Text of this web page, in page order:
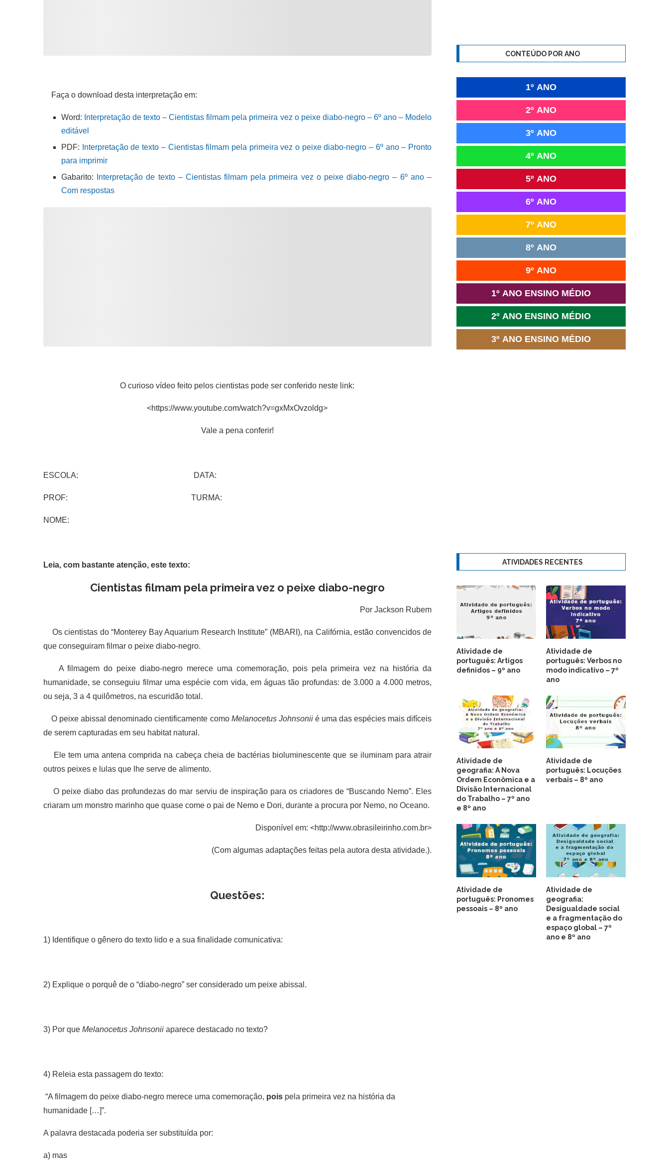
Faça o download desta interpretação em:
Word: Interpretação de texto – Cientistas filmam pela primeira vez o peixe diabo-negro – 6º ano – Modelo
editável
PDF:
Interpretação de texto – Cientistas filmam pela primeira vez o peixe diabo-negro – 6º ano – Pronto
para imprimir
Gabarito:
Interpretação de texto – Cientistas filmam pela primeira vez o peixe diabo-negro – 6º ano –
Com respostas
O curioso vídeo feito pelos cientistas pode ser conferido neste link:
<https://www.youtube.com/watch?v=gxMxOvzoldg>
Vale a pena conferir!
ESCOLA: DATA:
PROF: TURMA:
NOME:
Leia, com bastante atenção, este texto:
Cientistas filmam pela primeira vez o peixe diabo-negro
Por Jackson Rubem
Os cientistas do “Monterey Bay Aquarium Research Institute” (MBARI), na Califórnia, estão convencidos de
que conseguiram filmar o peixe diabo-negro.
A filmagem do peixe diabo-negro merece uma comemoração, pois pela primeira vez na história da
humanidade, se conseguiu filmar uma espécie com vida, em águas tão profundas: de 3.000 a 4.000 metros,
ou seja, 3 a 4 quilômetros, na escuridão total.
O peixe abissal denominado cientificamente como Melanocetus Johnsoniié uma das espécies mais difíceis
de serem capturadas em seu habitat natural.
Ele tem uma antena comprida na cabeça cheia de bactérias bioluminescente que se iluminam para atrair
outros peixes e lulas que lhe serve de alimento.
O peixe diabo das profundezas do mar serviu de inspiração para os criadores de “Buscando Nemo”. Eles
criaram um monstro marinho que quase come o pai de Nemo e Dori, durante a procura por Nemo, no Oceano.
Disponível em: <http://www.obrasileirinho.com.br>
(Com algumas adaptações feitas pela autora desta atividade.).
Questões:
1) Identifique o gênero do texto lido e a sua finalidade comunicativa:
2) Explique o porquê de o “diabo-negro” ser considerado um peixe abissal.
3) Por que Melanocetus Johnsonii aparece destacado no texto?
4) Releia esta passagem do texto:
“A filmagem do peixe diabo-negro merece uma comemoração, pois pela primeira vez na história da
humanidade […]”.
A palavra destacada poderia ser substituída por:
a) mas
CONTEÚDO POR ANO
1º ANO
2º ANO
3º ANO
4º ANO
5º ANO
6º ANO
7º ANO
8º ANO
9º ANO
1º ANO ENSINO MÉDIO
2º ANO ENSINO MÉDIO
3º ANO ENSINO MÉDIO
ATIVIDADES RECENTES
Atividade de
português: Artigos
definidos – 9º ano
Atividade de
português: Verbos no
modo indicativo – 7º
ano
Atividade de
geografia: A Nova
Ordem Econômica e a
Divisão Internacional
do Trabalho – 7º ano
e 8º ano
Atividade de
português: Locuções
verbais – 8º ano
Atividade de
português: Pronomes
pessoais – 8º ano
Atividade de
geografia:
Desigualdade social
e a fragmentação do
espaço global – 7º
ano e 8º ano